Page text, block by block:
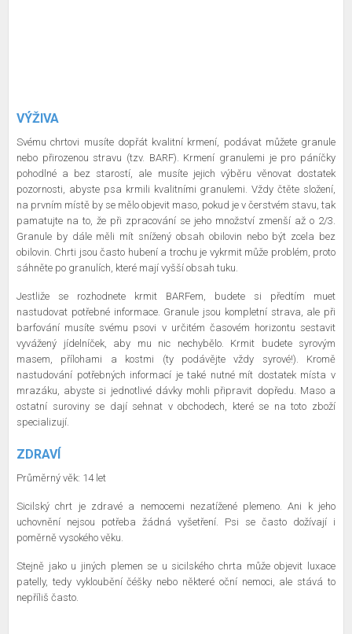
VÝŽIVA
Svému chrtovi musíte dopřát kvalitní krmení, podávat můžete granule
nebo přirozenou stravu (tzv. BARF). Krmení granulemi je pro páníčky
pohodlné a bez starostí, ale musíte jejich výběru věnovat dostatek
pozornosti, abyste psa krmili kvalitními granulemi. Vždy čtěte složení,
na prvním místě by se mělo objevit maso, pokud je v čerstvém stavu, tak
pamatujte na to, že při zpracování se jeho množství zmenší až o 2/3.
Granule by dále měli mít snížený obsah obilovin nebo být zcela bez
obilovin. Chrti jsou často hubení a trochu je vykrmit může problém, proto
sáhněte po granulích, které mají vyšší obsah tuku.
Jestliže se rozhodnete krmit BARFem, budete si předtím muet
nastudovat potřebné informace. Granule jsou kompletní strava, ale při
barfování musíte svému psovi v určitém časovém horizontu sestavit
vyvážený jídelníček, aby mu nic nechybělo. Krmit budete syrovým
masem, přílohami a kostmi (ty podávějte vždy syrové!). Kromě
nastudování potřebných informací je také nutné mít dostatek místa v
mrazáku, abyste si jednotlivé dávky mohli připravit dopředu. Maso a
ostatní suroviny se dají sehnat v obchodech, které se na toto zboží
specializují.
ZDRAVÍ
Průměrný věk: 14 let
Sicilský chrt je zdravé a nemocemi nezatížené plemeno. Ani k jeho
uchovnění nejsou potřeba žádná vyšetření. Psi se často dožívají i
poměrně vysokého věku.
Stejně jako u jiných plemen se u sicilského chrta může objevit luxace
patelly, tedy vykloubění čéšky nebo některé oční nemoci, ale stává to
nepříliš často.